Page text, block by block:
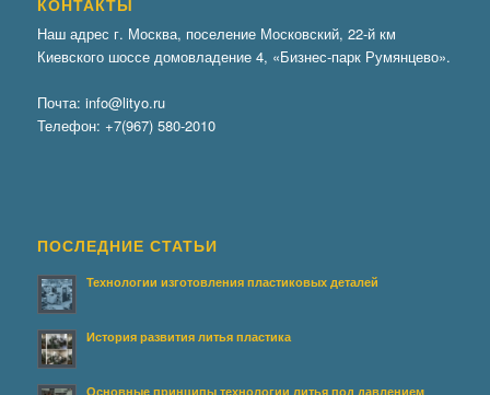
КОНТАКТЫ
Наш адрес г. Москва, поселение Московский, 22-й км
Киевского шоссе домовладение 4, «Бизнес-парк Румянцево».
Почта: info@lityo.ru
Телефон: +7(967) 580-2010
ПОСЛЕДНИЕ СТАТЬИ
Технологии изготовления пластиковых деталей
История развития литья пластика
Основные принципы технологии литья под давлением